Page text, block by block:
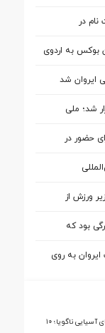
در
بوکس به اردوی
ایروان شد
شد؛ ملی‌
حضور در
ورزش از
بود که
به روی
آغاز اردوی تیم ملی بوکس برای بازی‌های آسیایی ناگویا؛ ۱۰